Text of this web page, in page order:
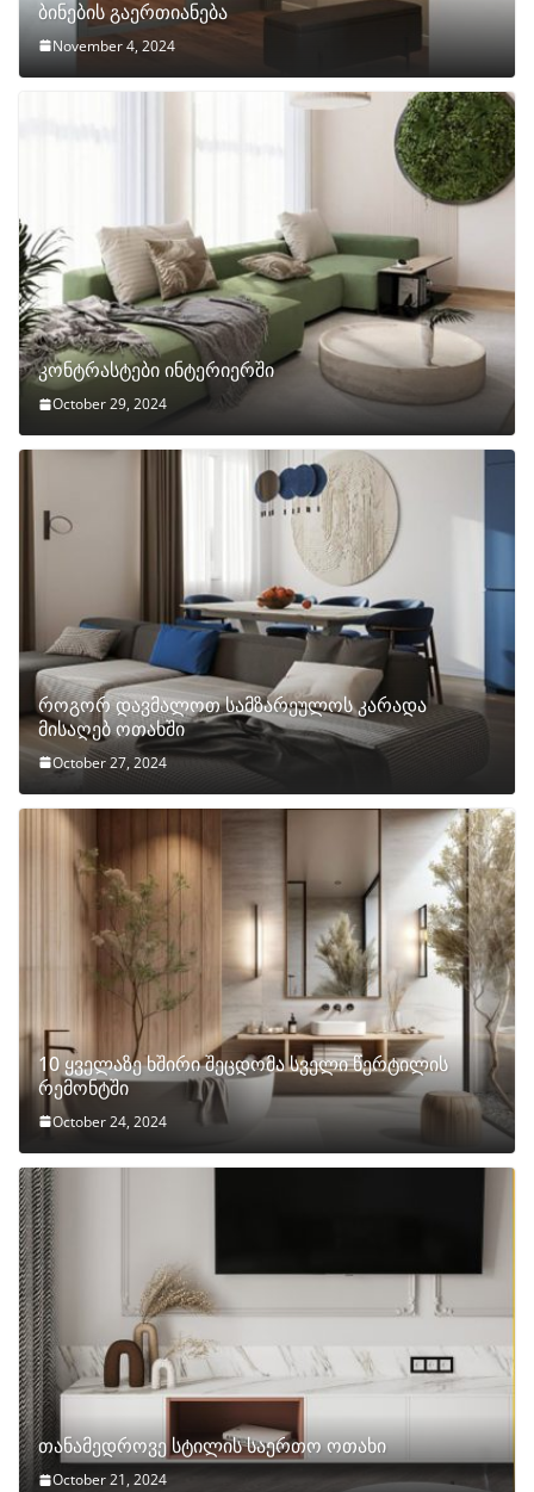
ბინების გაერთიანება
November 4, 2024
კონტრასტები ინტერიერში
October 29, 2024
როგორ დავმალოთ სამზარეულოს კარადა
მისაღებ ოთახში
October 27, 2024
10 ყველაზე ხშირი შეცდომა სველი წერტილის
რემონტში
October 24, 2024
თანამედროვე სტილის საერთო ოთახი
October 21, 2024